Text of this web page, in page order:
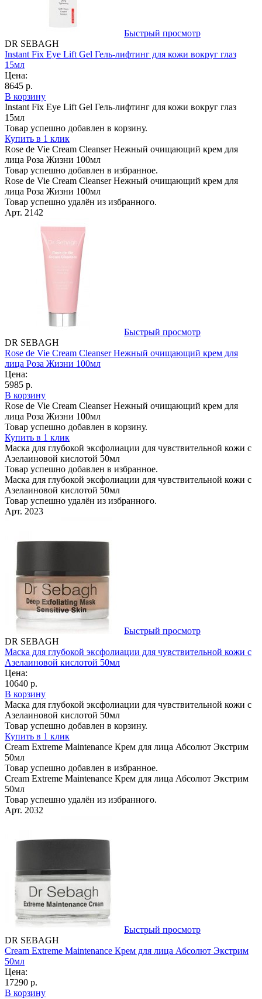
Быстрый просмотр
DR SEBAGH
Instant Fix Eye Lift Gel Гель-лифтинг для кожи вокруг глаз
15мл
Цена:
8645 р.
В корзину
Instant Fix Eye Lift Gel Гель-лифтинг для кожи вокруг глаз
15мл
Товар успешно добавлен в корзину.
Купить в 1 клик
Rose de Vie Cream Cleanser Нежный очищающий крем для
лица Роза Жизни 100мл
Товар успешно добавлен в избранное.
Rose de Vie Cream Cleanser Нежный очищающий крем для
лица Роза Жизни 100мл
Товар успешно удалён из избранного.
Арт. 2142
Быстрый просмотр
DR SEBAGH
Rose de Vie Cream Cleanser Нежный очищающий крем для
лица Роза Жизни 100мл
Цена:
5985 р.
В корзину
Rose de Vie Cream Cleanser Нежный очищающий крем для
лица Роза Жизни 100мл
Товар успешно добавлен в корзину.
Купить в 1 клик
Маска для глубокой эксфолиации для чувствительной кожи с
Азелаиновой кислотой 50мл
Товар успешно добавлен в избранное.
Маска для глубокой эксфолиации для чувствительной кожи с
Азелаиновой кислотой 50мл
Товар успешно удалён из избранного.
Арт. 2023
Быстрый просмотр
DR SEBAGH
Маска для глубокой эксфолиации для чувствительной кожи с
Азелаиновой кислотой 50мл
Цена:
10640 р.
В корзину
Маска для глубокой эксфолиации для чувствительной кожи с
Азелаиновой кислотой 50мл
Товар успешно добавлен в корзину.
Купить в 1 клик
Cream Extreme Maintenance Крем для лица Абсолют Экстрим
50мл
Товар успешно добавлен в избранное.
Cream Extreme Maintenance Крем для лица Абсолют Экстрим
50мл
Товар успешно удалён из избранного.
Арт. 2032
Быстрый просмотр
DR SEBAGH
Cream Extreme Maintenance Крем для лица Абсолют Экстрим
50мл
Цена:
17290 р.
В корзину